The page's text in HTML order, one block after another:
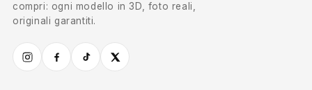
compri: ogni modello in 3D, foto reali,
originali garantiti.